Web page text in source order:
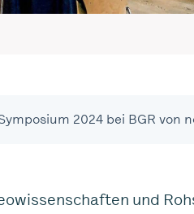
2024 bei BGR von
und